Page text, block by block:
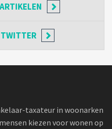
taxateur in woonarken
kiezen voor wonen op